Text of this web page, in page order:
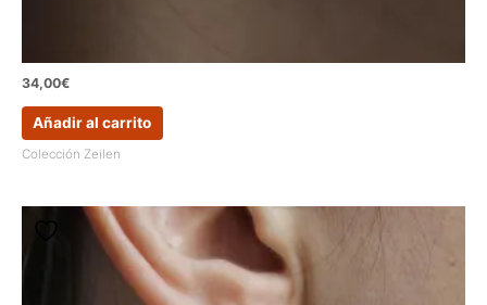
34,00€
Añadir al carrito
Colección Zeilen